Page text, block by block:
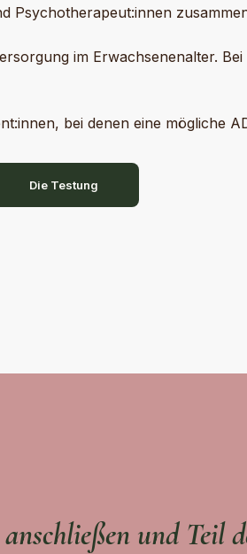
Psychotherapeut:innen
im Erwachsenenalter.
bei denen eine mögliche
Die Testung
und Teil